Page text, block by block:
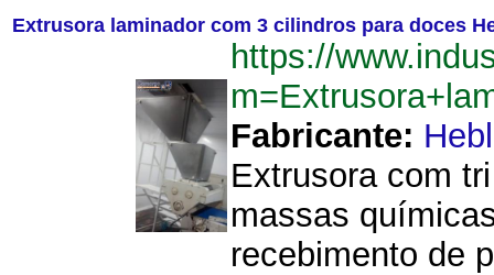
Extrusora laminador com 3 cilindros para doces
https://
Fabricante:
Extrusora com
massas
recebimento de